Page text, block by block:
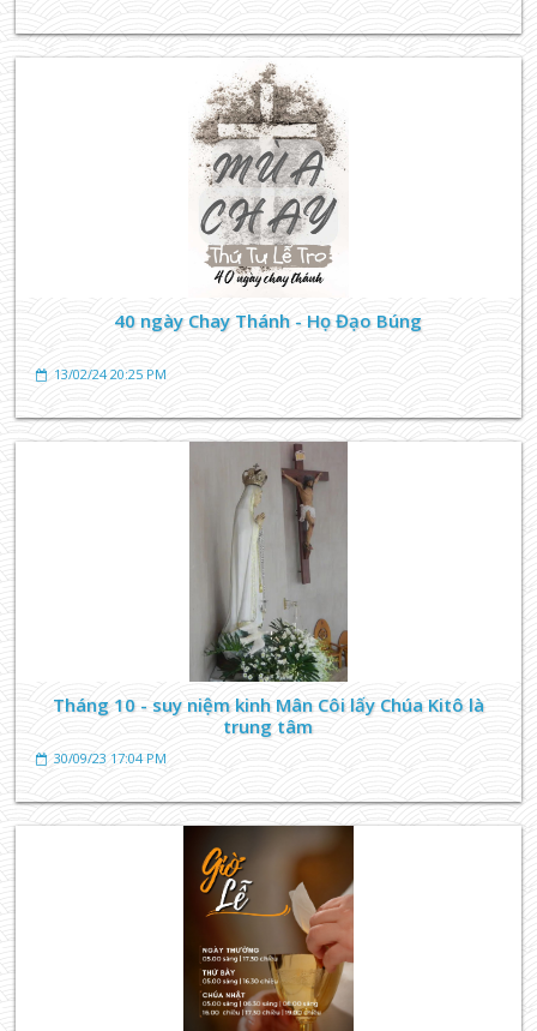
Ngày 4-9, kỷ niệm Cung hiến nhà thờ Búng
03/09/23 19:42 PM
THƯ NGỎ TRÙNG TU MÁI NGÓI NHÀ THỜ GIÁO XỨ
BÚNG
26/08/23 15:59 PM
40 ngày Chay Thánh - Họ Đạo Búng
13/02/24 20:25 PM
Tháng 10 - suy niệm kinh Mân Côi lấy Chúa Kitô là
trung tâm
30/09/23 17:04 PM